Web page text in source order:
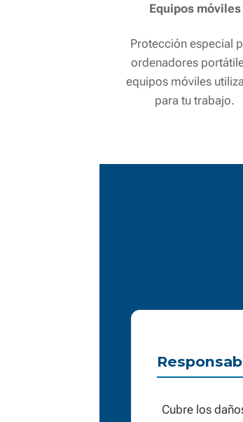
Equipos móviles
Protección especial
ordenadores
equipos móviles
para tu trabajo.
Cubre los